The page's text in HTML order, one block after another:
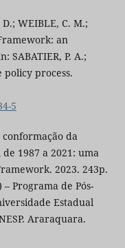
D.; WEIBLE, C. M.;
an
SABATIER, P. A.;
policy process.
5
conformação da
1987 a 2021: uma
2023. 243p.
Programa de Pós-
Estadual
Araraquara.